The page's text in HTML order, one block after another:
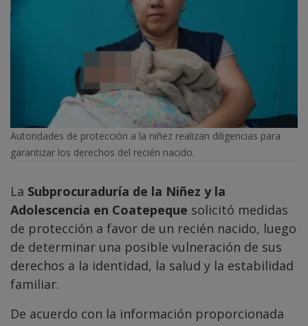
Autoridades de protección a la niñez realizan diligencias para
garantizar los derechos del recién nacido.
La Subprocuraduría de la Niñez y la
Adolescencia en Coatepeque solicitó medidas
de protección a favor de un recién nacido, luego
de determinar una posible vulneración de sus
derechos a la identidad, la salud y la estabilidad
familiar.
De acuerdo con la información proporcionada